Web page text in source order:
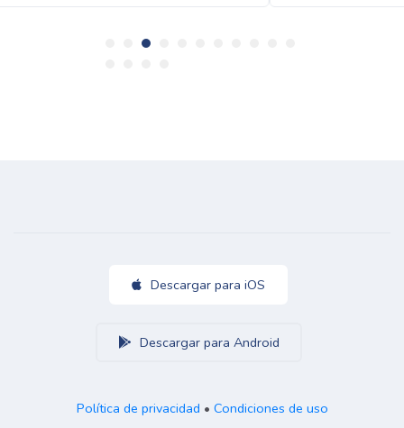
Descargar para iOS
Descargar para Android
Política de privacidad • Condiciones de uso